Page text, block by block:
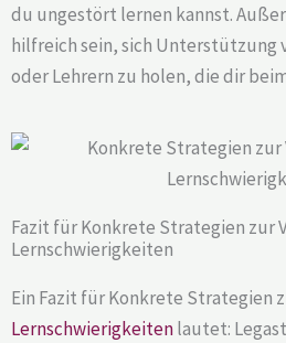
du ungestört lernen kannst.
hilfreich sein, sich Unterstützung
oder Lehrern zu holen, die dir
Fazit für Konkrete Strategien zur
Lernschwierigkeiten
Ein Fazit für Konkrete Strategien
Lernschwierigkeitenlautet: